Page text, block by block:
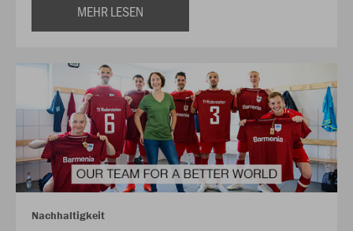
MEHR LESEN
Nachhaltigkeit